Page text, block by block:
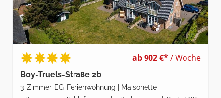
ab 902 €*/ Woche
Boy-Truels-Straße 2b
3-Zimmer-EG-Ferienwohnung | Maisonette